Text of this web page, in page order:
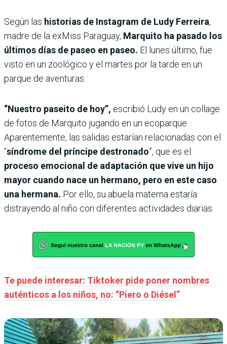
Según las historias de Instagram de Ludy Ferreira,
madre de la exMiss Paraguay, Marquito ha pasado los
últimos días de paseo en paseo. El lunes último, fue
visto en un zoológico y el martes por la tarde en un
parque de aventuras.
“Nuestro paseito de hoy”, escribió Ludy en un collage
de fotos de Marquito jugando en un ecoparque.
Aparentemente, las salidas estarían relacionadas con el
“síndrome del príncipe destronado”, que es el
proceso emocional de adaptación que vive un hijo
mayor cuando nace un hermano, pero en este caso
una hermana. Por ello, su abuela materna estaría
distrayendo al niño con diferentes actividades diarias.
Te puede interesar: Tiktoker pide poner nombres
auténticos a los niños, no: “Piero o Diésel”